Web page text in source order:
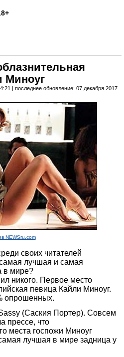
Миноуг
| последнее обновление: 07 декабря 2017
NEWSru.com
своих читателей
лучшая и самая
в мире?
никого. Первое место
певица Кайли Миноуг.
опрошенных.
(Саския Портер). Совсем
прессе, что
места госпожи Миноуг
лучшая в мире задница у